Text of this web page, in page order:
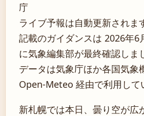
庁
ライブ予報は自動更新されま
記載のガイダンスは 2026年6
に気象編集部が最終確認しま
データは気象庁ほか各国気象
Open-Meteo 経由で利用して
新札幌では本日、曇り空が広